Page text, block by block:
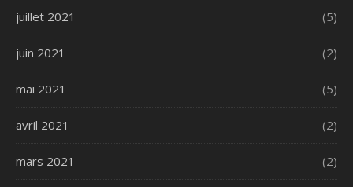
juillet 2021 (5)
juin 2021 (2)
mai 2021 (5)
avril 2021 (2)
mars 2021 (2)